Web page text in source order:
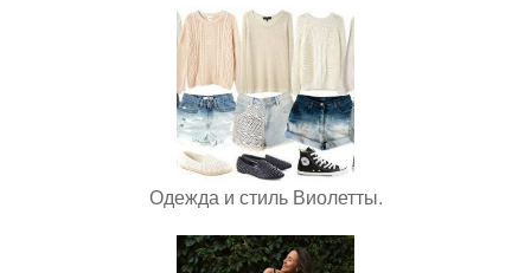
Одежда и стиль Виолетты.